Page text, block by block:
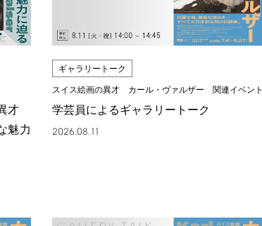
才
魅力
ギャラリートーク
スイス絵画の異才 カール・ヴァルザー 関連イベント
学芸員によるギャラリートーク
2026.08.11